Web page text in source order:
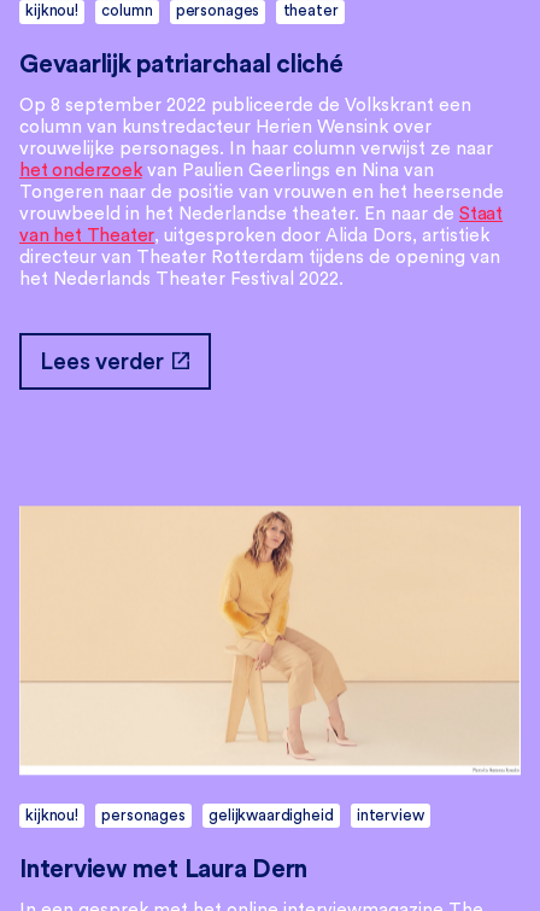
kijknou! column personages theater
Gevaarlijk patriarchaal cliché
Op 8 september 2022 publiceerde de Volkskrant een
column van kunstredacteur Herien Wensink over
vrouwelijke personages. In haar column verwijst ze naar
het onderzoekvan Paulien Geerlings en Nina van
Tongeren naar de positie van vrouwen en het heersende
vrouwbeeld in het Nederlandse theater. En naar de Staat
van het Theater, uitgesproken door Alida Dors, artistiek
directeur van Theater Rotterdam tijdens de opening van
het Nederlands Theater Festival 2022.
Lees verder open_in_new
kijknou! personages gelijkwaardigheid interview
Interview met Laura Dern